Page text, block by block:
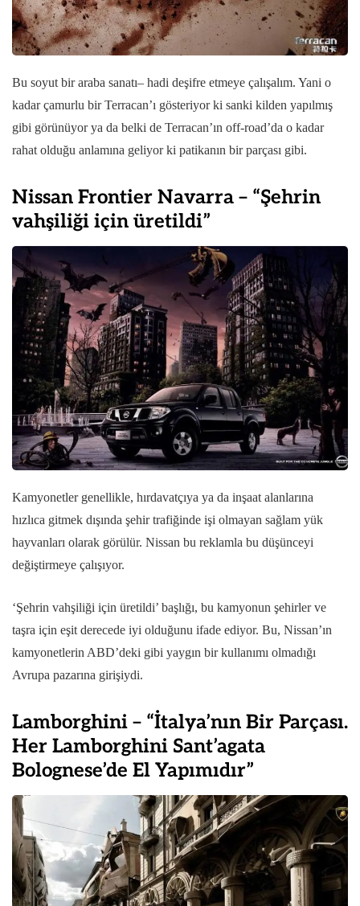
Bu soyut bir araba sanatı– hadi deşifre etmeye çalışalım. Yani o
kadar çamurlu bir Terracan’ı gösteriyor ki sanki kilden yapılmış
gibi görünüyor ya da belki de Terracan’ın off-road’da o kadar
rahat olduğu anlamına geliyor ki patikanın bir parçası gibi.
Nissan Frontier Navarra – “Şehrin
vahşiliği için üretildi”
Kamyonetler genellikle, hırdavatçıya ya da inşaat alanlarına
hızlıca gitmek dışında şehir trafiğinde işi olmayan sağlam yük
hayvanları olarak görülür. Nissan bu reklamla bu düşünceyi
değiştirmeye çalışıyor.
‘Şehrin vahşiliği için üretildi’ başlığı, bu kamyonun şehirler ve
taşra için eşit derecede iyi olduğunu ifade ediyor. Bu, Nissan’ın
kamyonetlerin ABD’deki gibi yaygın bir kullanımı olmadığı
Avrupa pazarına girişiydi.
Lamborghini – “İtalya’nın Bir Parçası.
Her Lamborghini Sant’agata
Bolognese’de El Yapımıdır”